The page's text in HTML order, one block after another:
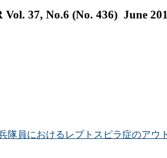
Vol. 37, No.6 (No. 436) June
隊員におけるレプトスピラ症のアウ